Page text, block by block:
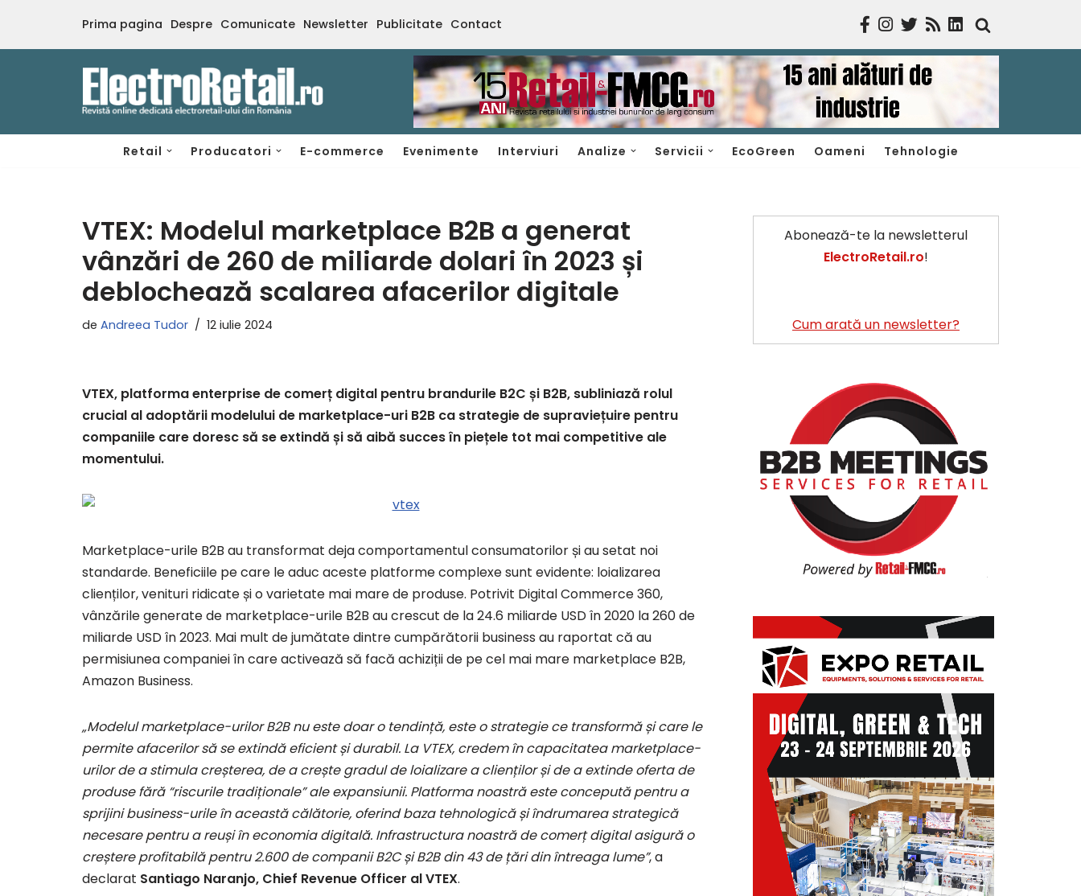
Sari
Prima pagina Despre Comunicate Newsletter Publicitate Contact
Retail Producatori E-commerce Evenimente Interviuri Analize Servicii EcoGreen Oameni Tehnologie
VTEX: Modelul marketplace B2B a generat
vânzări de 260 de miliarde dolari în 2023 și
deblochează scalarea afacerilor digitale
de Andreea Tudor 12 iulie 2024
VTEX, platforma enterprise de comerț digital pentru brandurile B2C și B2B, subliniază rolul
crucial al adoptării modelului de marketplace-uri B2B ca strategie de supraviețuire pentru
companiile care doresc să se extindă și să aibă succes în piețele tot mai competitive ale
momentului.
Marketplace-urile B2B au transformat deja comportamentul consumatorilor și au setat noi
standarde. Beneficiile pe care le aduc aceste platforme complexe sunt evidente: loializarea
clienților, venituri ridicate și o varietate mai mare de produse. Potrivit Digital Commerce 360,
vânzările generate de marketplace-urile B2B au crescut de la 24.6 miliarde USD în 2020 la 260 de
miliarde USD în 2023. Mai mult de jumătate dintre cumpărătorii business au raportat că au
permisiunea companiei în care activează să facă achiziții de pe cel mai mare marketplace B2B,
Amazon Business.
„Modelul marketplace-urilor B2B nu este doar o tendință, este o strategie ce transformă și care le
permite afacerilor să se extindă eficient și durabil. La VTEX, credem în capacitatea marketplace-
urilor de a stimula creșterea, de a crește gradul de loializare a clienților și de a extinde oferta de
produse fără “riscurile tradiționale” ale expansiunii. Platforma noastră este concepută pentru a
sprijini business-urile în această călătorie, oferind baza tehnologică și îndrumarea strategică
necesare pentru a reuși în economia digitală. Infrastructura noastră de comerț digital asigură o
creștere profitabilă pentru 2.600 de companii B2C și B2B din 43 de țări din întreaga lume”, a
declarat Santiago Naranjo, Chief Revenue Officer al VTEX.
Abonează-te la newsletterul
ElectroRetail.ro!
Cum arată un newsletter?